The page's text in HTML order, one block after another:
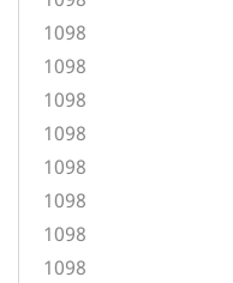
1098
1098
1098
1098
1098
1098
1098
1098